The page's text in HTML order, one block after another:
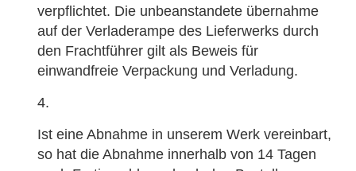
verpflichtet. Die unbeanstandete übernahme
auf der Verladerampe des Lieferwerks durch
den Frachtführer gilt als Beweis für
einwandfreie Verpackung und Verladung.
Ist eine Abnahme in unserem Werk vereinbart,
so hat die Abnahme innerhalb von 14 Tagen